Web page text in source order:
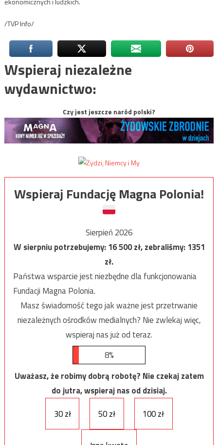
/TVP Info/
Wspieraj niezależne
wydawnictwo:
Czy jest jeszcze naród polski?
Wspieraj Fundację Magna Polonia!
Sierpień 2026
W sierpniu potrzebujemy:16 500zł, zebraliśmy:1351
zł.
Państwa wsparcie jest niezbędne dla funkcjonowania
Fundacji Magna Polonia.
Masz świadomość tego jak ważne jest przetrwanie
niezależnych ośrodków medialnych? Nie zwlekaj więc,
wspieraj nas już od teraz.
8%
Uważasz, że robimy dobrą robotę? Nie czekaj zatem
do jutra, wspieraj nas od dzisiaj.
30 zł
50 zł 100 zł